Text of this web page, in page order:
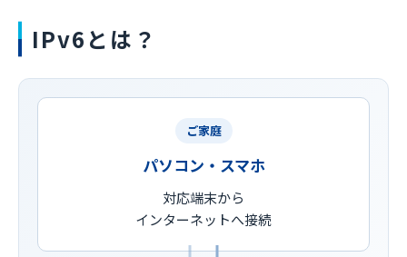
IPv6とは？
ご家庭
パソコン・スマホ
対応端末から
インターネットへ接続